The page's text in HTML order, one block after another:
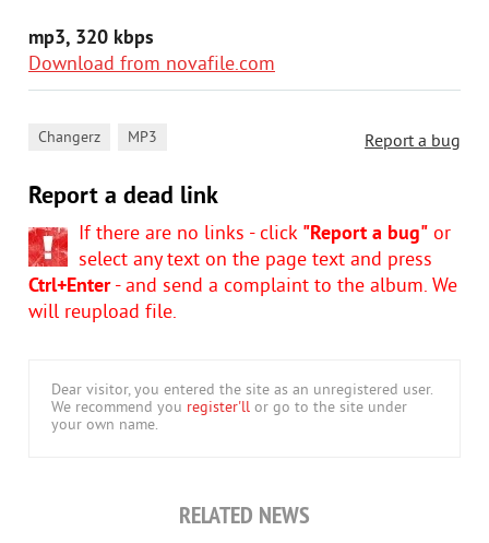
mp3, 320 kbps
Download from novafile.com
Report a bug
Changerz MP3
Report a dead link
If there are no links - click "Report a bug" or
select any text on the page text and press
Ctrl+Enter- and send a complaint to the album. We
will reupload file.
Dear visitor, you entered the site as an unregistered user.
We recommend you register'll or go to the site under
your own name.
RELATED NEWS